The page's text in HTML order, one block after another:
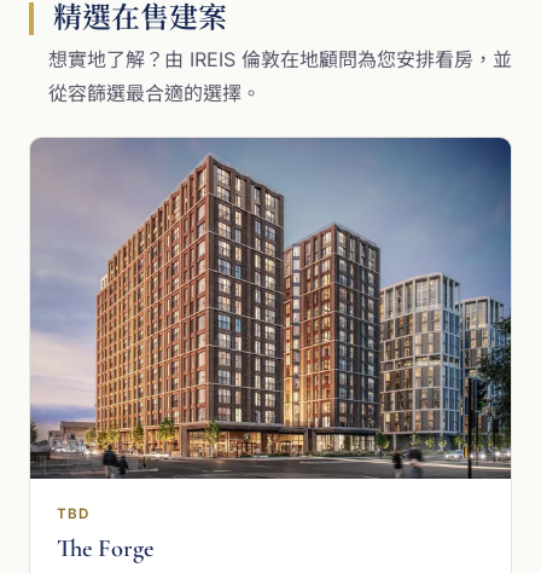
精選在售建案
想實地了解？由 IREIS 倫敦在地顧問為您安排看房，並
從容篩選最合適的選擇。
TBD
The Forge